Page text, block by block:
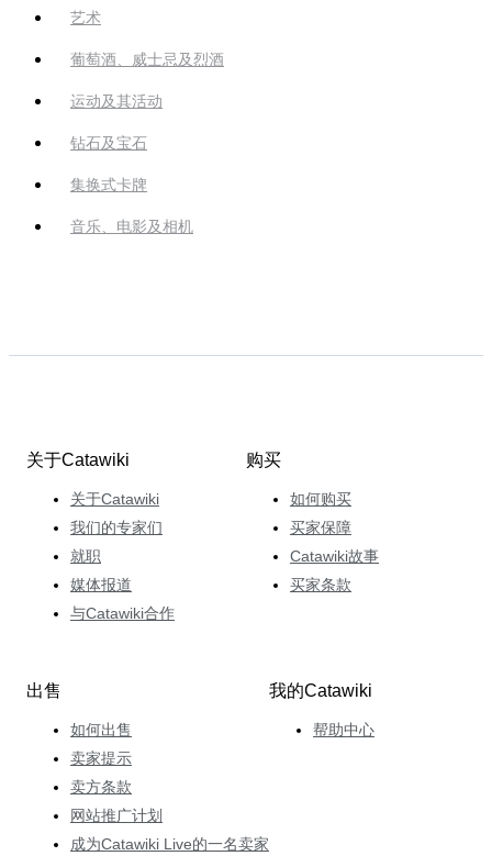
艺术
葡萄酒、威士忌及烈酒
运动及其活动
钻石及宝石
集换式卡牌
音乐、电影及相机
关于Catawiki
关于Catawiki
我们的专家们
就职
媒体报道
与Catawiki合作
购买
如何购买
买家保障
Catawiki故事
买家条款
出售
如何出售
卖家提示
卖方条款
网站推广计划
成为Catawiki Live的一名卖家
我的Catawiki
帮助中心